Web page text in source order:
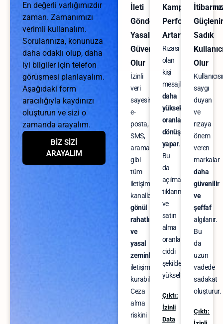
En değerli varlığımızdır
zaman. Zamanımızı
verimli kullanalım.
Sorularınıza, konunuza
daha odaklı olup, daha
iyi bilgiler için telefon
görüşmesi planlayalım.
Aşağıdaki form
aracılığıyla kaydınızı
oluşturun ve sizi o
zamanda arayalım.
BİZ SİZİ
ARAYALIM
İleti
Gönderiminde
Yasal
Güvenceniz
Olur
İzinli
veri
sayesinde
e-
posta,
SMS,
arama
gibi
tüm
iletişim
kanallarında
gönül
rahatlığıyla
ve
yasal
zeminle
iletişim
kurabilirsiniz.
Ceza
alma
riskini
Performansı
Artar
Rızası
olan
kişi
mesajlarınıza
daha
yüksek
oranla
dönüş
yapar.
Bu
da
açılma,
tıklanma
ve
satın
alma
oranlarını
ciddi
şekilde
yükseltir.
Çıktı:
İzinli
Data
Sadık
Olur
saygı
duyan
ve
rızaya
önem
veren
markalar
daha
güvenilir
ve
şeffaf
algılanır.
Bu
da
uzun
vadede
sadakat
oluşturur.
Çıktı: